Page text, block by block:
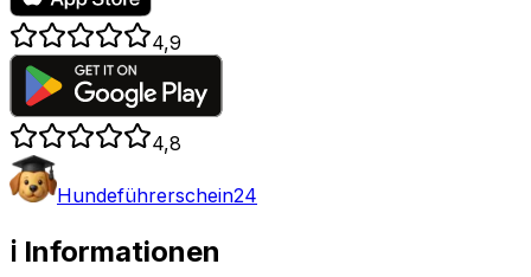
4,9
4,8
Hundeführerschein24
ℹ️ Informationen